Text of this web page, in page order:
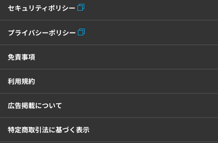
セキュリティポリシー
プライバシーポリシー
免責事項
利用規約
広告掲載について
特定商取引法に基づく表示